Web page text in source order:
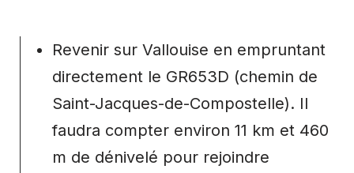
Revenir sur Vallouise en empruntant
directement le GR653D (chemin de
Saint-Jacques-de-Compostelle). Il
faudra compter environ 11 km et 460
m de dénivelé pour rejoindre